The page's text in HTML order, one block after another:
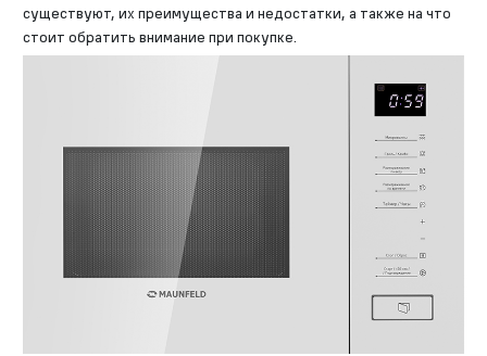
существуют, их преимущества и недостатки, а также на что
стоит обратить внимание при покупке.